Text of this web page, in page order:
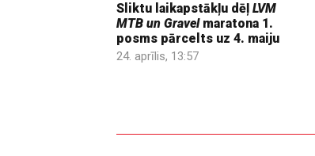
Sliktu laikapstākļu dēļ LVM
MTB un Gravelmaratona 1.
posms pārcelts uz 4. maiju
24. aprīlis, 13:57